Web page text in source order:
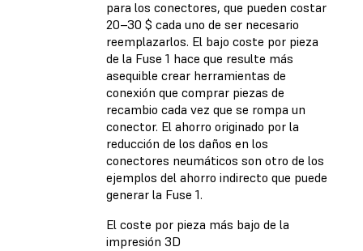
para los conectores, que pueden costar
20–30 $ cada uno de ser necesario
reemplazarlos. El bajo coste por pieza
de la Fuse 1 hace que resulte más
asequible crear herramientas de
conexión que comprar piezas de
recambio cada vez que se rompa un
conector. El ahorro originado por la
reducción de los daños en los
conectores neumáticos son otro de los
ejemplos del ahorro indirecto que puede
generar la Fuse 1.
El coste por pieza más bajo de la
impresión 3D